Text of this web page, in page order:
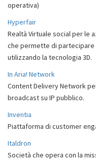
operativa)
Hyperfair
Realtà Virtuale social per le
che permette di
utilizzando la tecnologia 3D.
In Aria! Network
Content Delivery Network
broadcast su IP pubblico.
Inventia
Piattaforma di customer
Italdron
Società che opera con la